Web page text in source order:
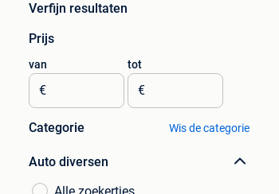
Verfijn resultaten
Prijs
van
€
tot
€
Categorie Wis de categorie
Auto diversen